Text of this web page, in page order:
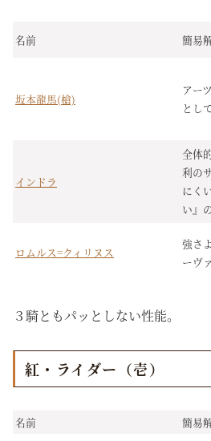
名前 簡易
坂本龍馬(槍)
アー
とし
インドラ
全体
利の
にく
い』
ロムルス=クィリヌス
強さ
ーヴ
３騎ともパッとしない性能。
紅・ライダー（壱）
名前 簡易